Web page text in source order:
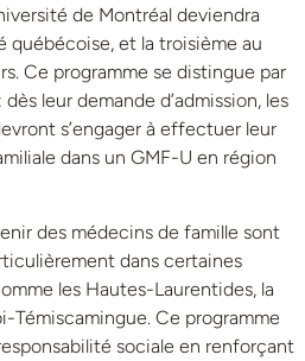
de Montréal deviendra
québécoise, et la troisième au
Ce programme se distingue par
leur demande d’admission, les
s’engager à effectuer leur
dans un GMF-U en région
des médecins de famille sont
dans certaines
les Hautes-Laurentides, la
Témiscamingue. Ce programme
sociale en renforçant